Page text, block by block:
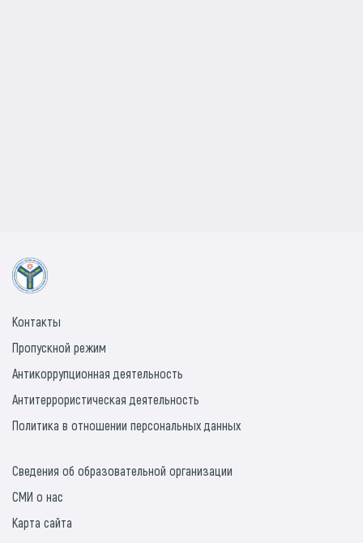
Контакты
Пропускной режим
Антикоррупционная деятельность
Антитеррористическая деятельность
Политика в отношении персональных данных
Сведения об образовательной организации
СМИ о нас
Карта сайта